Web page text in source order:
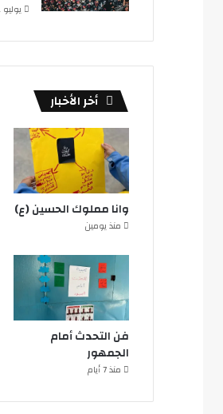
يوليو 31, 2023
أخر الأخبار
وانا مملوك الحسين (ع)
منذ يومين
فن التحدث أمام
الجمهور
منذ 7 أيام